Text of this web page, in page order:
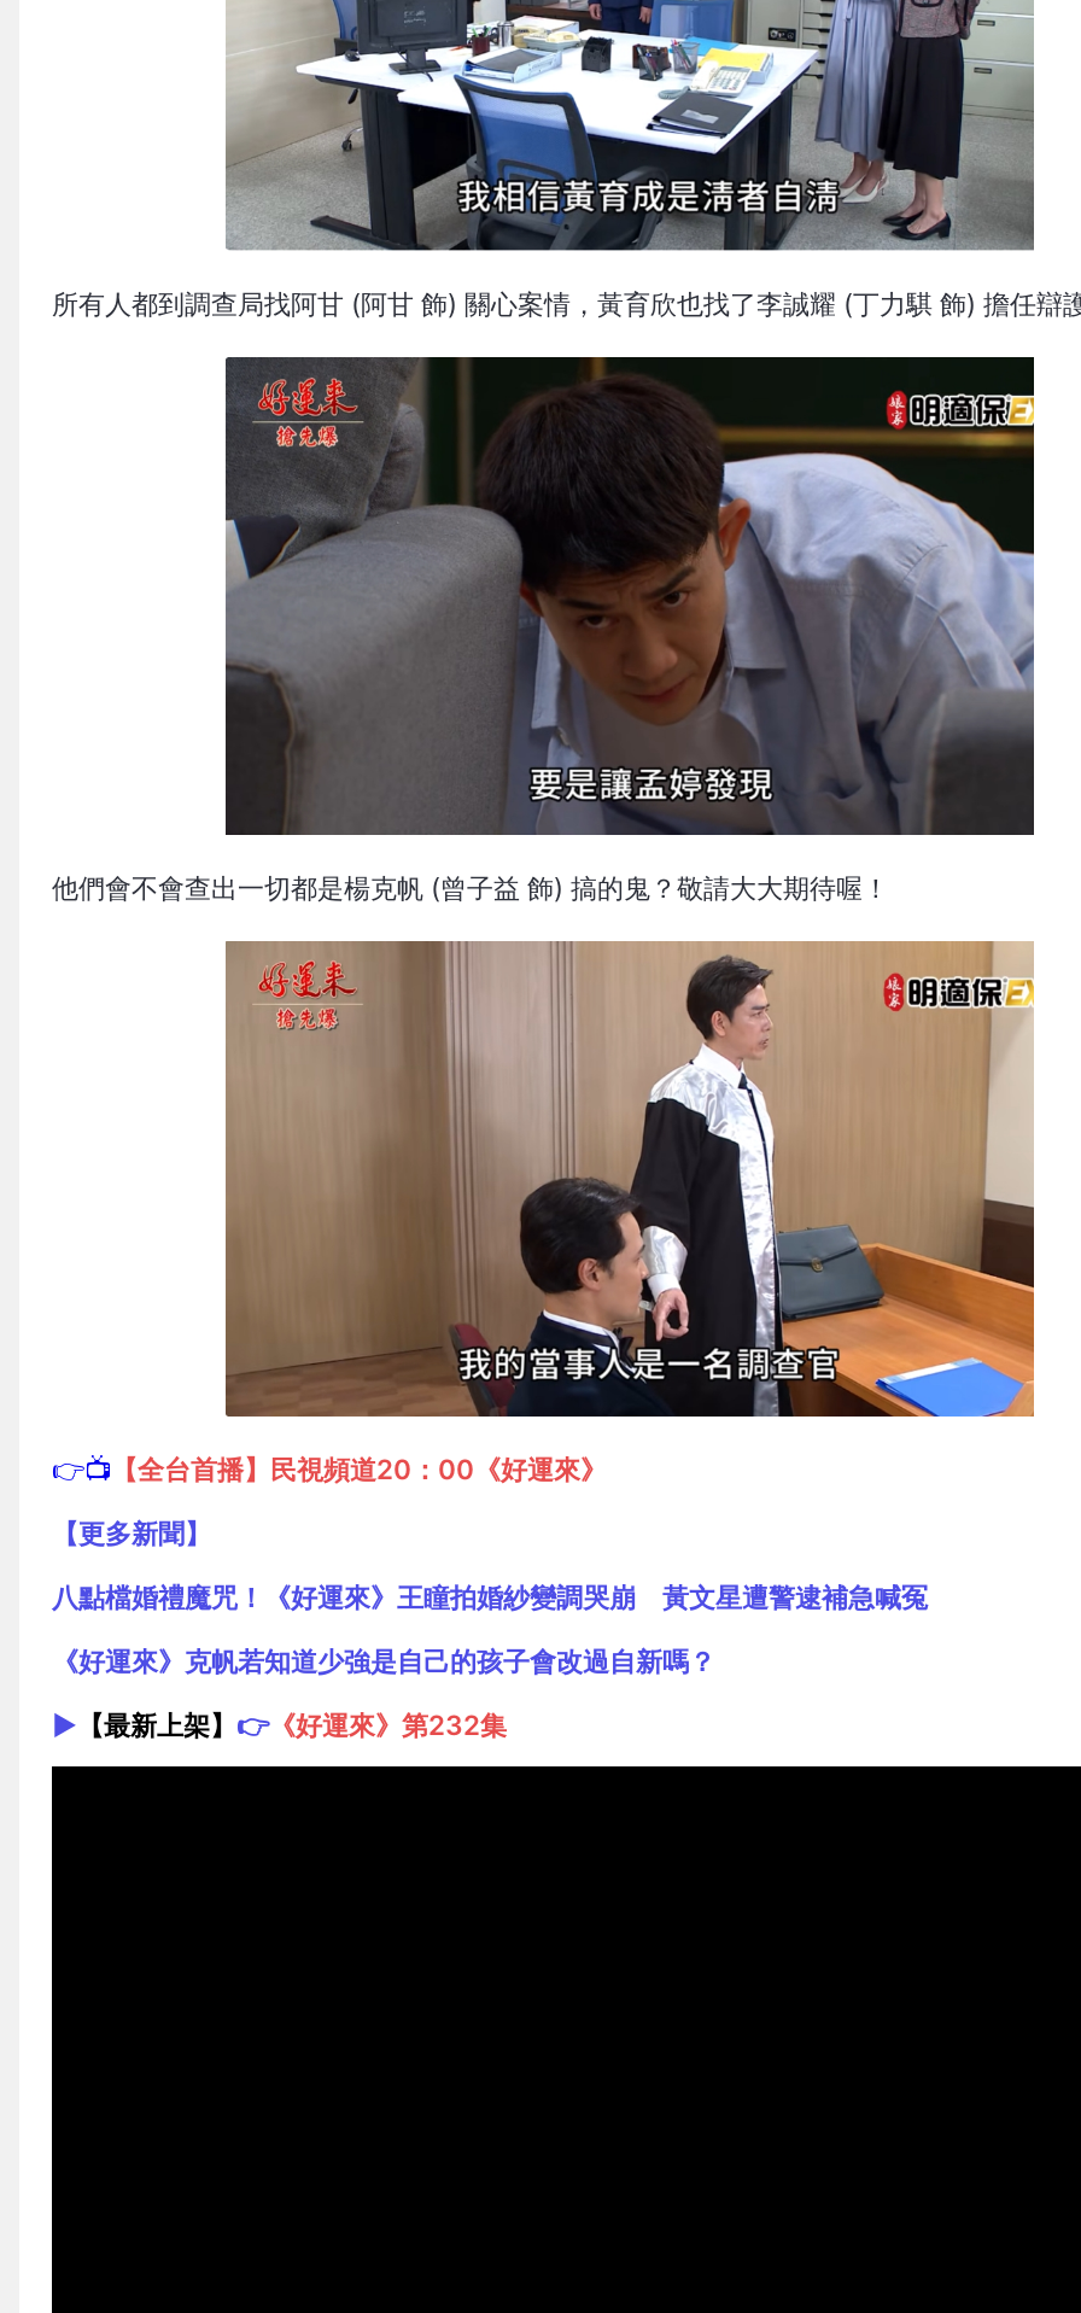
所有人都到調查局找阿甘 (阿甘 飾) 關心案情，黃育欣也找了李誠耀 (丁力騏 飾) 擔任辯
他們會不會查出一切都是楊克帆 (曾子益 飾) 搞的鬼？敬請大大期待喔！
👉📺 【全台首播】民視頻道20：00《好運來》
【更多新聞】
八點檔婚禮魔咒！《好運來》王瞳拍婚紗變調哭崩 黃文星遭警逮補急喊冤
《好運來》克帆若知道少強是自己的孩子會改過自新嗎？
▶️ 【最新上架】 👉《好運來》第232集